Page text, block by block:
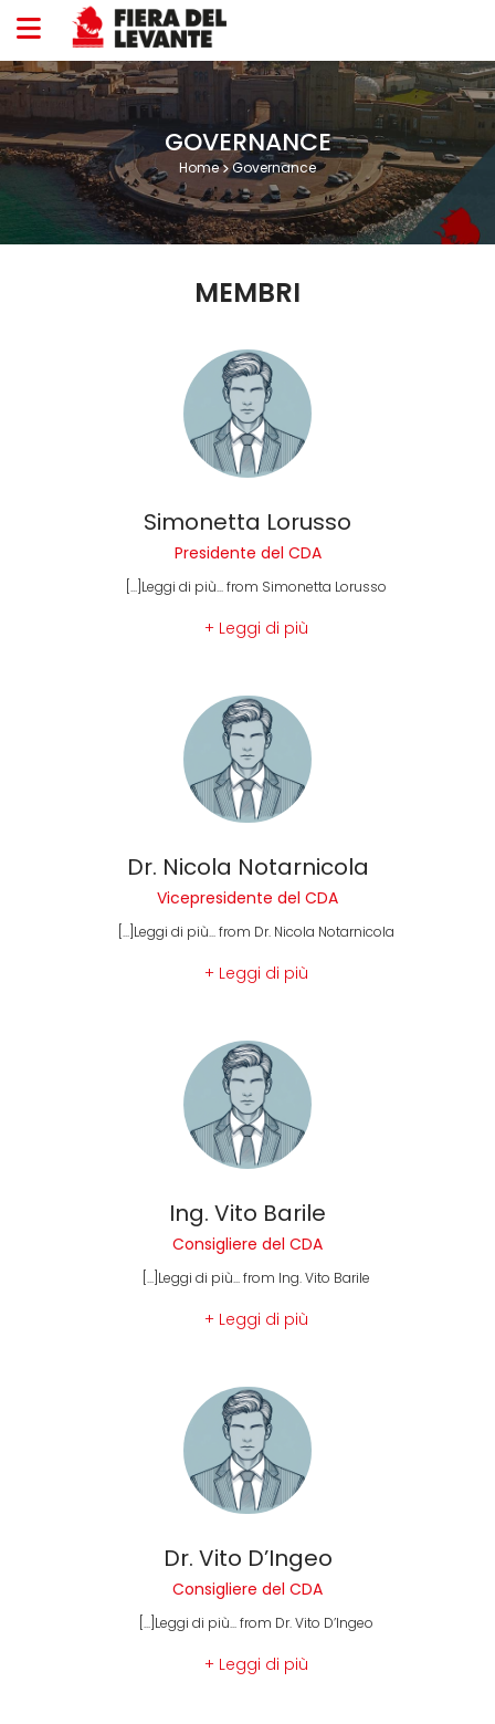
Vai al contenuto
GOVERNANCE
Home Governance
MEMBRI
Simonetta Lorusso
Presidente del CDA
[...]Leggi di più... from Simonetta Lorusso
+ Leggi di più
Dr. Nicola Notarnicola
Vicepresidente del CDA
[...]Leggi di più... from Dr. Nicola Notarnicola
+ Leggi di più
Ing. Vito Barile
Consigliere del CDA
[...]Leggi di più... from Ing. Vito Barile
+ Leggi di più
Dr. Vito D’Ingeo
Consigliere del CDA
[...]Leggi di più... from Dr. Vito D’Ingeo
+ Leggi di più